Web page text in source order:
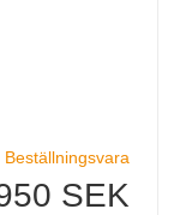
Beställningsvara
SEK